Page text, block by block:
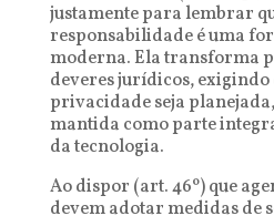
justamente para lembrar
responsabilidade é uma
moderna. Ela transforma
deveres jurídicos, exigindo
privacidade seja
mantida como parte
da tecnologia.
Ao dispor (art. 46º) que
devem adotar medidas de